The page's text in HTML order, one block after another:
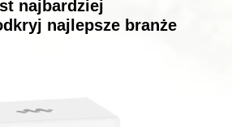
najbardziej
najlepsze branże